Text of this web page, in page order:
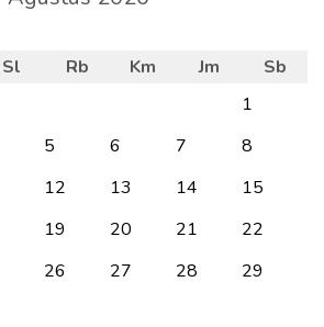
Sl Rb Km Jm
Sb
1
5 6 7
8
12 13 14
15
19 20 21
22
26 27 28
29